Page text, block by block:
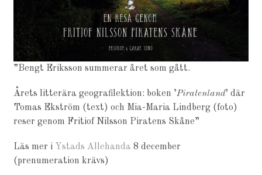
”Bengt Eriksson summerar året som gått.
Årets litterära geografilektion: boken ’Piratenland’ där
Tomas Ekström (text) och Mia-Maria Lindberg (foto)
reser genom Fritiof Nilsson Piratens Skåne”
Läs mer i Ystads Allehanda 8 december
(prenumeration krävs)